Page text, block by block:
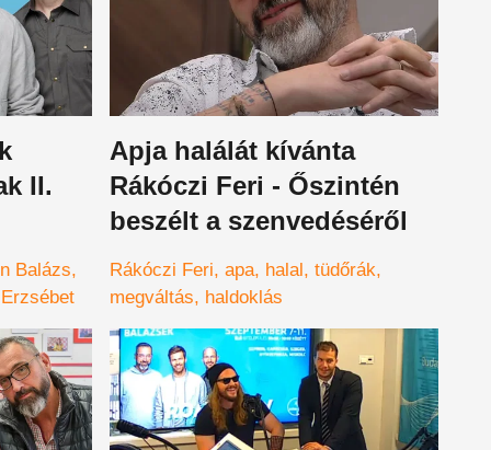
II.
Balázs
Apja halálát kívánta
Rákóczi Feri - Őszintén
beszélt a szenvedéséről
Rákóczi Feri apa halal tüdőrák
megváltás
haldoklás